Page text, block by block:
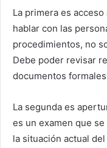
La primera es
hablar con las
procedimientos, no
Debe poder revisar
documentos
La segunda es
es un examen que
la situación actual